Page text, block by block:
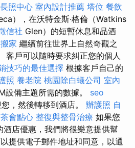
長照中心 室內設計推薦 塔位 餐飲
），在沃特金斯·格倫（Watkins
信社 Glen）的短暫休息和品酒
家 繼續前往世界上自然奇觀之
客戶可以隨時要求糾正您的個人
技巧的最佳選擇 根據客戶自己的
照 養老院 桃園除白蟻公司 室內
設備主題所需的數據。 seo
，然後轉移到酒店。 辦護照 自
茶會點心 整復與整骨治療 如果您
店優惠，我們將很樂意提供幫
提供電子郵件地址和同意，以通